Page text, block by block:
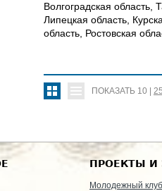
Волгоградская область,
Липецкая область,
область, Ростовская
ПОКАЗАТЬ 10
ПРОЕКТЫ И
Молодежный клуб